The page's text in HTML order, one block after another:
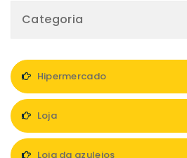
Categoria
Hipermercado
Loja
Loja da azulejos